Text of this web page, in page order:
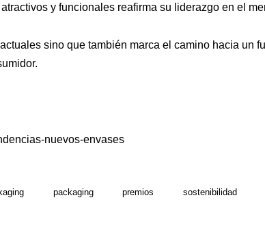
y funcionales reafirma su liderazgo en el
sino que también marca el camino hacia un
packaging premios sostenibilidad